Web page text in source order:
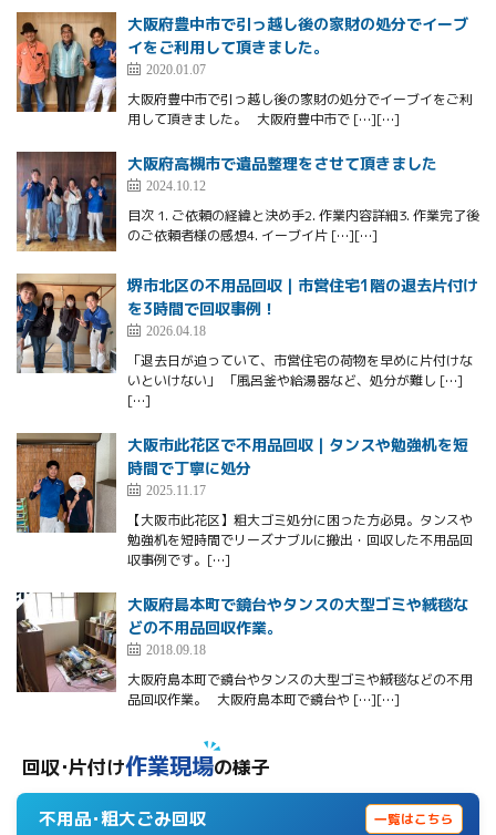
大阪府豊中市で引っ越し後の家財の処分でイーブ
イをご利用して頂きました。
2020.01.07
大阪府豊中市で引っ越し後の家財の処分でイーブイをご利
用して頂きました。 大阪府豊中市で […][…]
大阪府高槻市で遺品整理をさせて頂きました
2024.10.12
目次 1. ご依頼の経緯と決め手2. 作業内容詳細3. 作業完了後
のご依頼者様の感想4. イーブイ片 […][…]
堺市北区の不用品回収｜市営住宅1階の退去片付け
を3時間で回収事例！
2026.04.18
「退去日が迫っていて、市営住宅の荷物を早めに片付けな
いといけない」 「風呂釜や給湯器など、処分が難し […]
[…]
大阪市此花区で不用品回収｜タンスや勉強机を短
時間で丁寧に処分
2025.11.17
【大阪市此花区】粗大ゴミ処分に困った方必見。タンスや
勉強机を短時間でリーズナブルに搬出・回収した不用品回
収事例です。[…]
大阪府島本町で鏡台やタンスの大型ゴミや絨毯な
どの不用品回収作業。
2018.09.18
大阪府島本町で鏡台やタンスの大型ゴミや絨毯などの不用
品回収作業。 大阪府島本町で鏡台や […][…]
回収･片付け作業現場の様子
不用品･粗大ごみ回収 一覧はこちら